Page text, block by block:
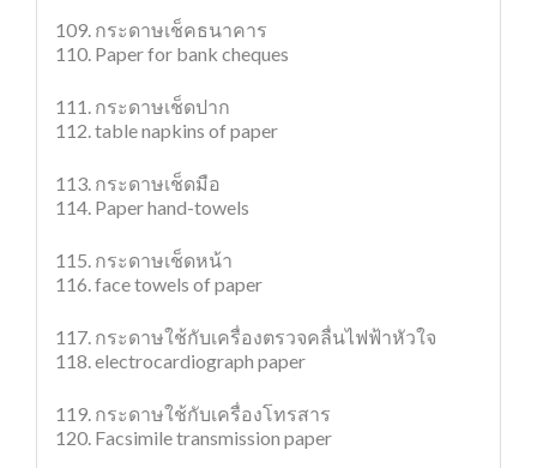
109. กระดาษเช็คธนาคาร
110. Paper for bank cheques
111. กระดาษเช็ดปาก
112. table napkins of paper
113. กระดาษเช็ดมือ
114. Paper hand-towels
115. กระดาษเช็ดหน้า
116. face towels of paper
117. กระดาษใช้กับเครื่องตรวจคลื่นไฟฟ้าหัวใจ
118. electrocardiograph paper
119. กระดาษใช้กับเครื่องโทรสาร
120. Facsimile transmission paper